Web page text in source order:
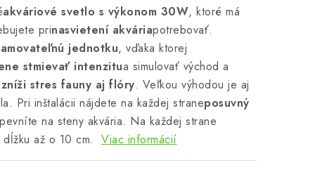
akváriové svetlo s výkonom 30W, ktoré má
prinasvietení akváriapotrebovať.
jednotku, vďaka ktorej
stmievať intenzitua simulovať východ a
zníži stres fauny aj flóry. Veľkou výhodou je aj
Pri inštalácii nájdete na každej straneposuvný
na steny akvária. Na každej strane
až o 10 cm. Viac informácií